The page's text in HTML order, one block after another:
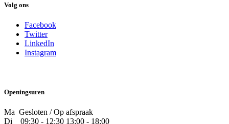
Volg ons
Facebook
Twitter
LinkedIn
Instagram
Openingsuren
Ma Gesloten / Op afspraak
Di 09:30 - 12:30 13:00 - 18:00